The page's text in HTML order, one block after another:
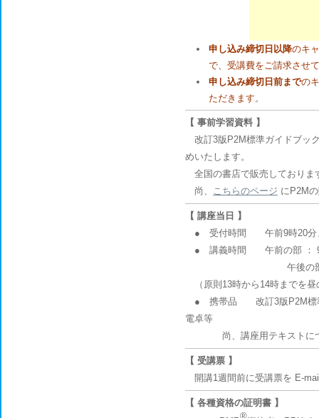
申し込み締切日以降のキ
で、受講費をご請求させ
申し込み締切日前までの
ただきます。
【 事前学習資料 】
改訂3版P2M標準ガイドブッ
めいたします。
全国の書店で販売しておりま
尚、 こちらのページ にP2M
【 講座当日 】
● 受付時間 午前9時20分ま
● 講義時間 午前の部 ： 9
午後の部 ： 14
（原則13時から14時までを昼
● 携帯品 改訂3版P2M標準
電卓等
尚、講座用テキストにつき
【 受講票 】
開講1週間前に受講票を E-
【 各種資格の証明書 】